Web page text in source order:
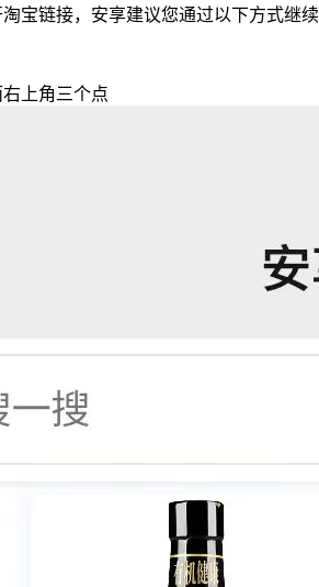
宝链接，安享建议您通过以下方式继续
上角三个点